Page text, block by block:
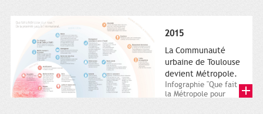
2015
La Communauté
urbaine de Toulouse
devient Métropole.
Infographie "Que fait
la Métropole pour